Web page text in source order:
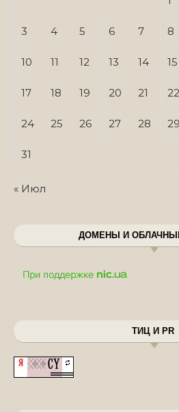
3 4 5 6 7 8
10 11 12 13 14 15
17 18 19 20 21 22
24 25 26 27 28 29
31
« Июл
ДОМЕНЫ И
ТИЦ И PR